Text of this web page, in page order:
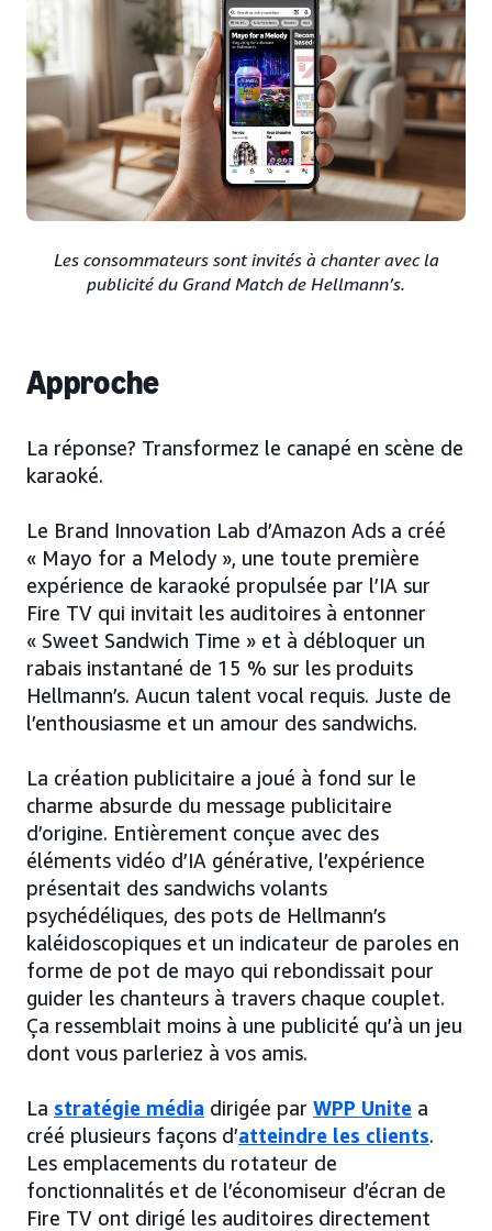
Les consommateurs sont invités à chanter avec la
publicité du Grand Match de Hellmann’s.
Approche
La réponse? Transformez le canapé en scène de
karaoké.
Le Brand Innovation Lab d’Amazon Ads a créé
« Mayo for a Melody », une toute première
expérience de karaoké propulsée par l’IA sur
Fire TV qui invitait les auditoires à entonner
« Sweet Sandwich Time » et à débloquer un
rabais instantané de 15 % sur les produits
Hellmann’s. Aucun talent vocal requis. Juste de
l’enthousiasme et un amour des sandwichs.
La création publicitaire a joué à fond sur le
charme absurde du message publicitaire
d’origine. Entièrement conçue avec des
éléments vidéo d’IA générative, l’expérience
présentait des sandwichs volants
psychédéliques, des pots de Hellmann’s
kaléidoscopiques et un indicateur de paroles en
forme de pot de mayo qui rebondissait pour
guider les chanteurs à travers chaque couplet.
Ça ressemblait moins à une publicité qu’à un jeu
dont vous parleriez à vos amis.
La stratégie média dirigée par WPP Unite a
créé plusieurs façons d’atteindre les clients.
Les emplacements du rotateur de
fonctionnalités et de l’économiseur d’écran de
Fire TV ont dirigé les auditoires directement